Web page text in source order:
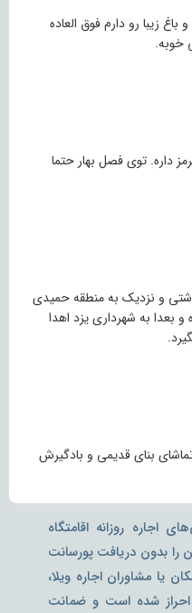
زیبا رو دارم فوق العاده
خوبه.
داره. توی فصل بهار حتما
و نزدیک به منطقه حمیدی
بعدا به شهرداری یزد اهدا
بنای قدیمی و بادگیرش
اجاره روزانه اقامتگاه
را بدون دریافت پورسانت
یا مشاوران اجاره ویلا،
شده است و ضمانت